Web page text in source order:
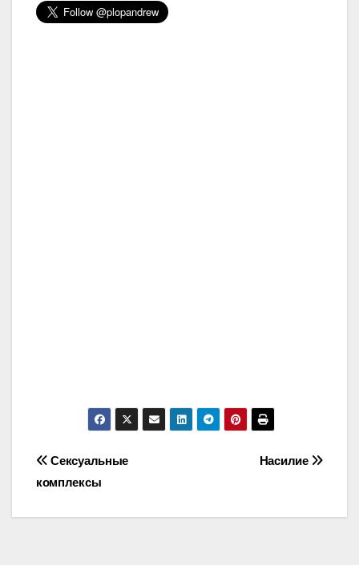
Post
Насилие
Сексуальные
комплексы